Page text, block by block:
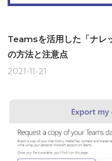
Teamsを活用した「ナレ
の方法と注意点
2021-11-21